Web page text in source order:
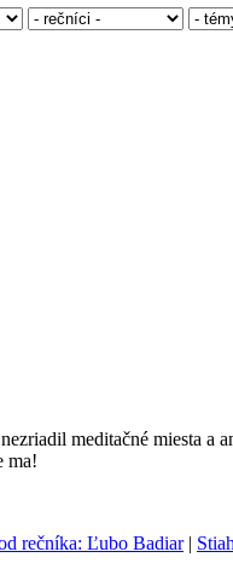
meditačné miesta a
ma!
rečníka: Ľubo Badiar|